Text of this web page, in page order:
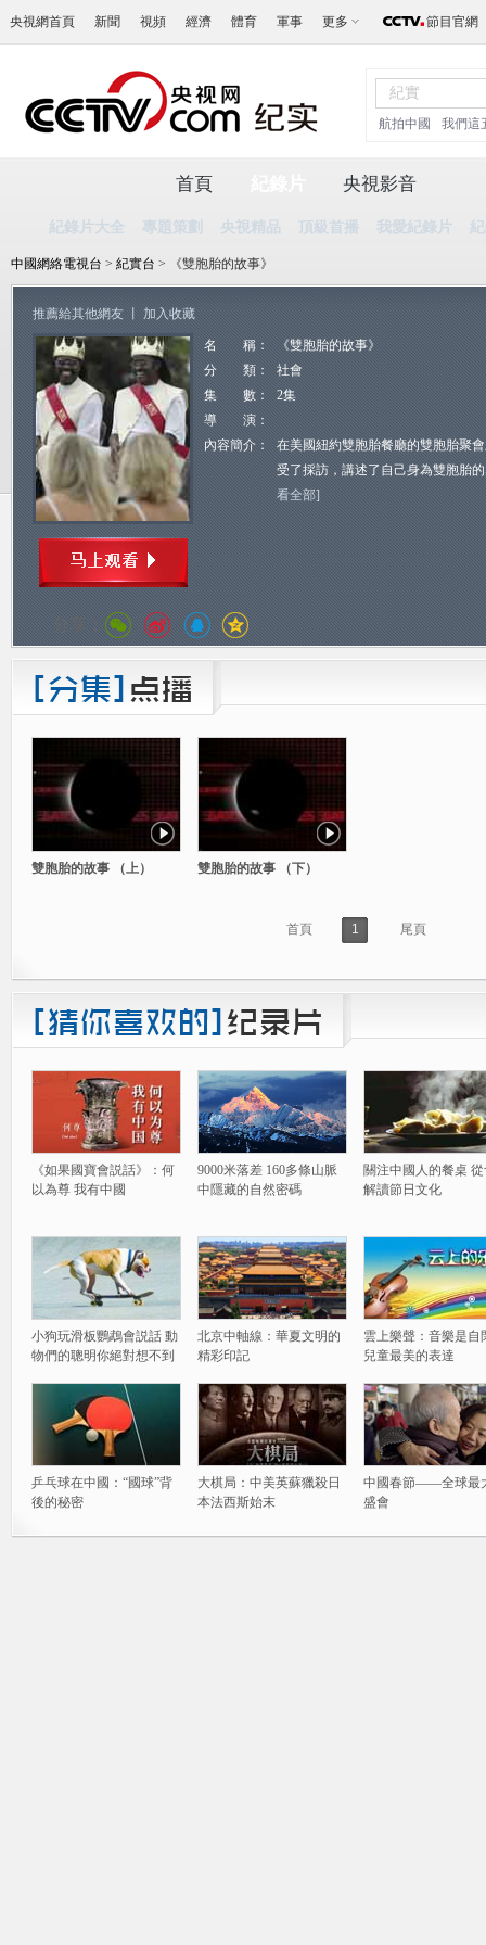
央視網首頁 新聞 視頻 經濟 體育 軍事 更多 節目官網
航拍中國 我們這
首頁
紀錄片大全 專題策劃 央視精品 頂級首播 我愛紀錄片
央視影音
中國網絡電視台 > 紀實台 > 《雙胞胎的故事》
推薦給其他網友 加入收藏
名 稱：
《雙胞胎的故事》
分 類：
社會
集 數：
2集
導 演：
內容簡介：
在美國紐約雙胞胎餐廳的雙胞胎聚
受了採訪，講述了自己身為雙胞胎
看全部]
分享：
雙胞胎的故事 （上） 雙胞胎的故事 （下）
首頁 1 尾頁
《如果國寶會説話》：何
以為尊 我有中國
9000米落差 160多條山脈
中隱藏的自然密碼
關注中國人的餐桌
解讀節日文化
小狗玩滑板鸚鵡會説話 動
物們的聰明你絕對想不到
北京中軸線：華夏文明的
精彩印記
雲上樂聲：音樂是自
兒童最美的表達
乒乓球在中國：“國球”背
後的秘密
大棋局：中美英蘇獵殺日
本法西斯始末
中國春節——全球最
盛會